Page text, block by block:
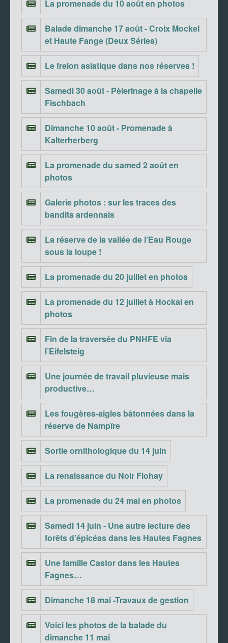
La promenade du 10 août en photos
Balade dimanche 17 août - Croix Mockel
et Haute Fange (Deux Séries)
Le frelon asiatique dans nos réserves !
Samedi 30 août - Pèlerinage à la chapelle
Fischbach
Dimanche 10 août - Promenade à
Kalterherberg
La promenade du samed 2 août en
photos
Galerie photos : sur les traces des
bandits ardennais
La réserve de la vallée de l’Eau Rouge
sous la loupe !
La promenade du 20 juillet en photos
La promenade du 12 juillet à Hockai en
photos
Fin de la traversée du PNHFE via
l’Eifelsteig
Une journée de travail pluvieuse mais
productive…
Les fougères-aigles bâtonnées dans la
réserve de Nampîre
Sortie ornithologique du 14 juin
La renaissance du Noir Flohay
La promenade du 24 mai en photos
Samedi 14 juin - Une autre lecture des
forêts d’épicéas dans les Hautes Fagnes
Une famille Castor dans les Hautes
Fagnes…
Dimanche 18 mai -Travaux de gestion
Voici les photos de la balade du
dimanche 11 mai